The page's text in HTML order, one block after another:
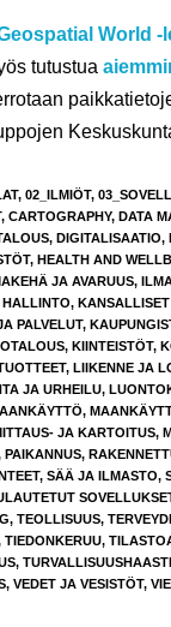
World -
tutustua
, 02_ILMIÖT,
, CARTOGRAPHY, DATA
, DIGITALISAATIO,
, HEALTH AND
JA AVARUUS,
,
PALVELUT,
, KIINTEISTÖT,
, LIIKENNE JA
JA URHEILU,
,
JA KARTOITUS,
PAIKANNUS,
, SÄÄ JA ILMASTO,
, TEOLLISUUS,
TIEDONKERUU,
,
, VEDET JA VESISTÖT,